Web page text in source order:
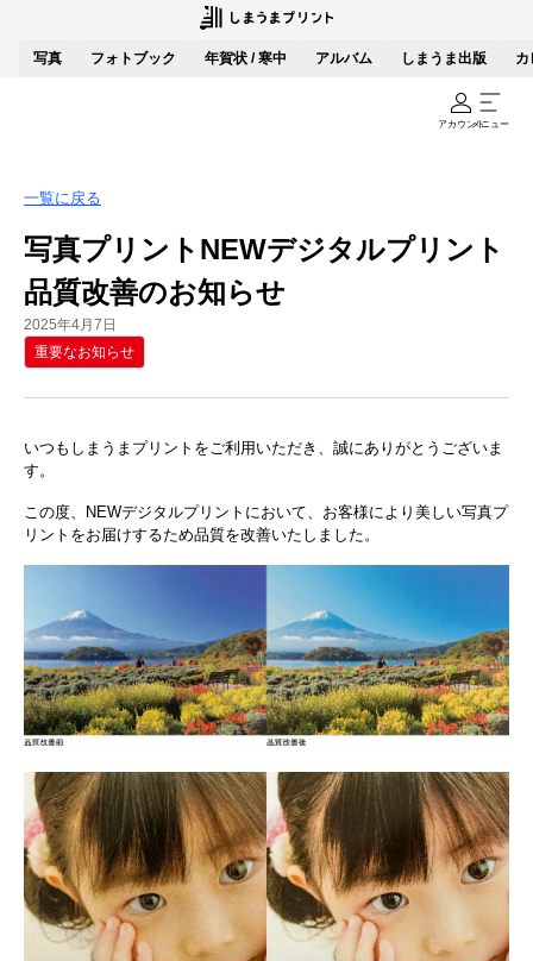
写真 フォトブック 年賀状 / 寒中 アルバム しまうま出版 カ
アカウントメニュー
一覧に戻る
写真プリントNEWデジタルプリント
品質改善のお知らせ
2025年4月7日
重要なお知らせ
いつもしまうまプリントをご利用いただき、誠にありがとうございま
す。
この度、NEWデジタルプリントにおいて、お客様により美しい写真プ
リントをお届けするため品質を改善いたしました。